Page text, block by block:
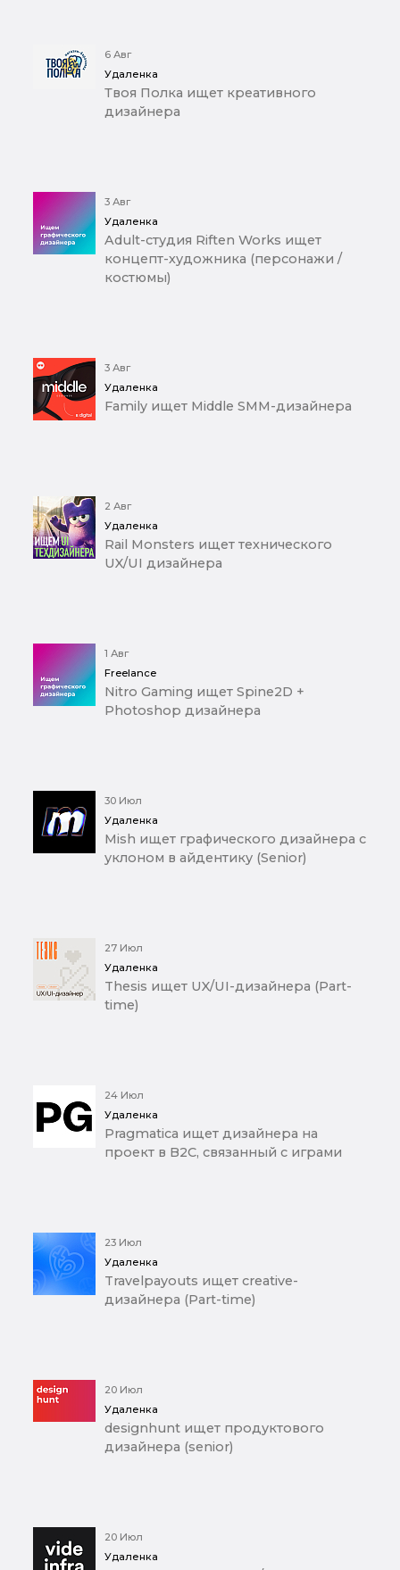
6 Авг
Удаленка
Твоя Полка ищет креативного
дизайнера
3 Авг
Удаленка
Adult-студия Riften Works ищет
концепт-художника (персонажи /
костюмы)
3 Авг
Удаленка
Family ищет Middle SMM-дизайнера
2 Авг
Удаленка
Rail Monsters ищет технического
UX/UI дизайнера
1 Авг
Freelance
Nitro Gaming ищет Spine2D +
Photoshop дизайнера
30 Июл
Удаленка
Mish ищет графического дизайнера с
уклоном в айдентику (Senior)
27 Июл
Удаленка
Thesis ищет UX/UI-дизайнера (Part-
time)
24 Июл
Удаленка
Pragmatica ищет дизайнера на
проект в B2C, связанный с играми
23 Июл
Удаленка
Travelpayouts ищет creative-
дизайнера (Part-time)
20 Июл
Удаленка
designhunt ищет продуктового
дизайнера (senior)
20 Июл
Удаленка